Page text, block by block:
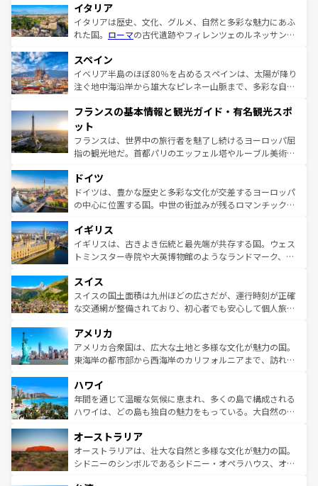
イタリア
イタリアは歴史、文化、グルメ、自然と多彩な魅力にあふ
れた国。 ローマの古代遺跡やフィレンツェのルネッサンス
ろん、トスカーナの美しい田園風景やアマルフィ海岸の絶
景など、自然景観も見逃せない。観光の合間には、本場の
ピザやパスタなど、絶品のイタリア料理を堪能することも
ませてくれるイタリアで、忘れられない旅をしてみよう！
なお、新着のイタリア情報は
しい。
スペイン
イベリア半島のほぼ80％を占めるスペインは、太陽が降り
注ぐ地中海沿岸から雄大なピレネー山脈まで、多彩な自然
文化が根付くこの国では、情熱的なフラメンコ、熱気あふ
れる闘牛、そして美味しいタパスが生活の一部となってい
る。首都マドリードの洗練された雰囲気や、バルセロナの
アートに溢れた街角から、地方では古代ローマ遺跡や中世
せる。地方によって風土や気候が異なるスペインはその個
性で訪れる人を魅了する。 なお、新着のスペイン情報は コ
ンテンツ一覧を参照してほしい。
フランスの基本情報と観光ガイド・有名観光スポ
ット
フランスは、世界中の旅行者を魅了し続けるヨーロッパ屈
指の観光地だ。首都パリのエッフェル塔やルーブル美術館
で、幅広い魅力が詰まっている。華麗な宮殿、歴史的な大
聖堂、美しいビーチ、そして豊かな自然が、訪れる者を心
から魅了する。また、フランスは美食の国としても知ら
いる。シャンパンの発祥地であるランス、プロヴァンスの
香り高いラベンダー畑など、多彩な楽しみ方が可能だ。さ
らに、パリ以外の地域にも魅力が溢れており、どの街角に
れる地方に足を運ぶとそれぞれで全く異なる文化を体験で
きるだろう。 なお、新着のフランス情報はコンテンツ一覧
を参照してほしい。
ドイツ
ドイツは、豊かな歴史と多彩な文化が交差するヨーロッパ
の中心に位置する国。中世の街並みが残るロマンチック街
顔を持つこの国は、どこを歩いても飽きることがない。ベ
ルリンの文化的活気、バイエルン州のアルプスの絶景、そ
してライン川沿いのワイン畑といった風景は必見。ビール
は、お酒好きな人にはぜひ体験してほしい。 なお、新着の
ドイツ情報はコンテンツ一覧を参照してほしい。
イギリス
イギリスは、古きよき伝統と最先端が共存する国。ウェス
トミンスター寺院や大英博物館のようなランドマーク、歴
リアごとに異なる魅力がある。また、優雅なアフタヌーン
ティー、ビール好きにはたまらない英国パブ、サッカー観
戦など、本場だからこそできる体験も豊富。イギリスを旅
ンツ一覧を参照してほしい。
スイス
スイスの国土面積は九州ほどの広さだが、運行時刻が正確
な交通網が整備されており、初心者でも安心して個人旅行
の建物がそのまま残る町や、スイスならではのユニークな
博物館もあり、アルプス観光だけでなく町歩きも満喫する
ことができる。国民の所得が高いため物価も高いが、旅行
ば市内交通費無料で観光を楽しむこともできる。 なお、新
着のスイス情報はコンテンツ一覧 を参照してほしい。
アメリカ
アメリカ合衆国は、広大な土地と多様な文化が魅力の国。
東海岸の都市部から西海岸のカリフォルニアまで、訪れる
のような巨大都市は、観光、ショッピング、エンターテイ
ンメントが詰まった刺激的なスポットだ。一方、アメリカ
西部には大自然が広がり、グランドキャニオンやイエロー
部のニューオーリンズでは、音楽と美食が融合した独特の
文化が魅力。旅行者はアメリカの各地域で異なる魅力を楽
しみながら、その多様性と豊かな歴史を感じることができ
ハワイ
年間を通じて温暖な気候に恵まれ、多くの島で構成される
ハワイは、どの島も独自の魅力をもっている。大自然の神
ワイ島は見逃せない。また、定番の観光地といえばオアフ
島だが、静かな自然を求めるならマウイ島やカウアイ島が
おすすめ。エメラルドグリーンに輝く海をはじめ、豊かな
オーストラリア
オーストラリアは、壮大な自然と多様な文化が魅力の国。
シドニーのシンボルであるシドニー・オペラハウス、オー